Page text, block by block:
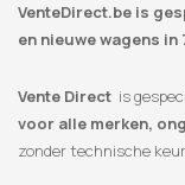
VenteDirect.be is
en nieuwe wagens in
Vente Direct is
voor alle merken,
zonder technische